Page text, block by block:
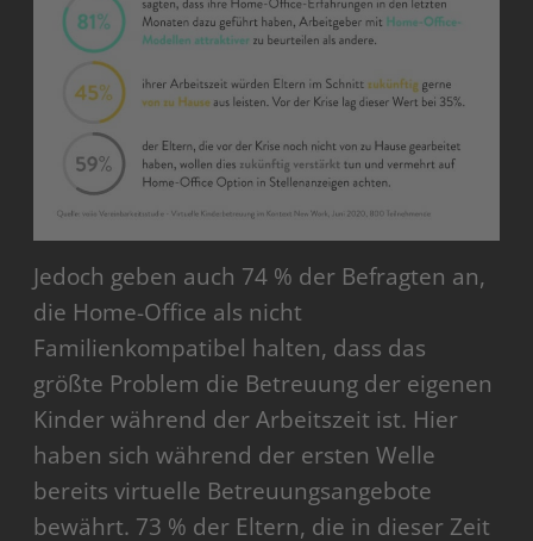
Jedoch geben auch 74 % der Befragten an,
die Home-Office als nicht
Familienkompatibel halten, dass das
größte Problem die Betreuung der eigenen
Kinder während der Arbeitszeit ist. Hier
haben sich während der ersten Welle
bereits virtuelle Betreuungsangebote
bewährt. 73 % der Eltern, die in dieser Zeit